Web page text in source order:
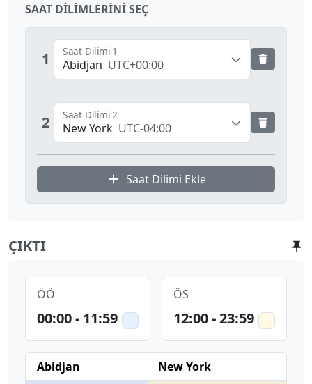
SAAT DILIMLERINI SEÇ
1 Abidjan UTC+00:00
Saat Dilimi 1
2 New York UTC-04:00
Saat Dilimi 2
Saat Dilimi Ekle
ÇIKTI
ÖÖ
00:00 - 11:59
ÖS
12:00 - 23:59
Abidjan
New York